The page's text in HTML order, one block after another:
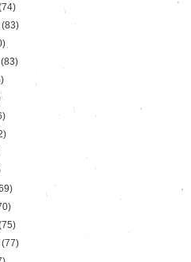
(83)
(83)
(77)